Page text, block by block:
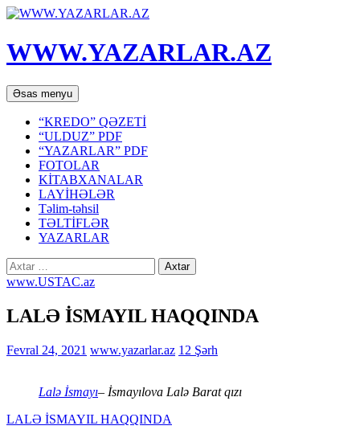
WWW.YAZARLAR.AZ
Axtar
Əsas menyu Mühtəviyyata
keç
“KREDO” QƏZETİ
“ULDUZ” PDF
“YAZARLAR” PDF
FOTOLAR
KİTABXANALAR
LAYİHƏLƏR
Təlim-təhsil
TƏLTİFLƏR
YAZARLAR
Axtarış:
www.USTAC.az
LALƏ İSMAYIL HAQQINDA
Fevral 24, 2021 www.yazarlar.az 12 Şərh
Lalə İsmayı– İsmayılova Lalə Barat qızı
LALƏ İSMAYIL HAQQINDA